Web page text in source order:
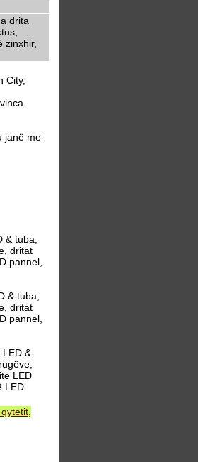
drita
zinxhir,
City,
janë me
tuba,
dritat
pannel,
& tuba,
dritat
pannel,
&
LED
LED